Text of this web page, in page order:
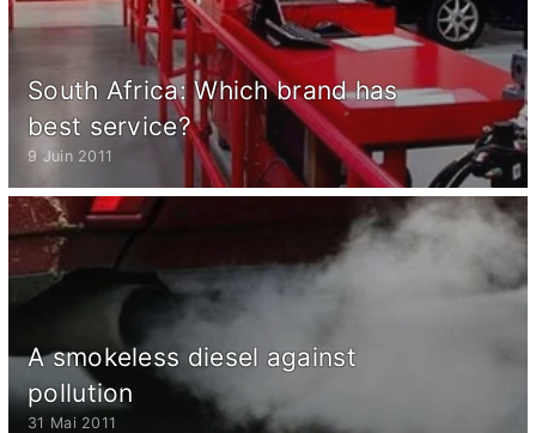
South Africa: Which brand has
best service?
9 Juin 2011
A smokeless diesel against
pollution
31 Mai 2011